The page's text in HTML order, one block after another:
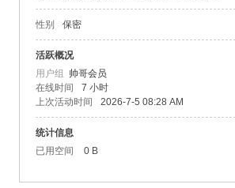
性别 保密
活跃概况
用户组 帅哥会员
在线时间
7 小时
上次活动时间
2026-7-5 08:28 AM
统计信息
已用空间
0 B